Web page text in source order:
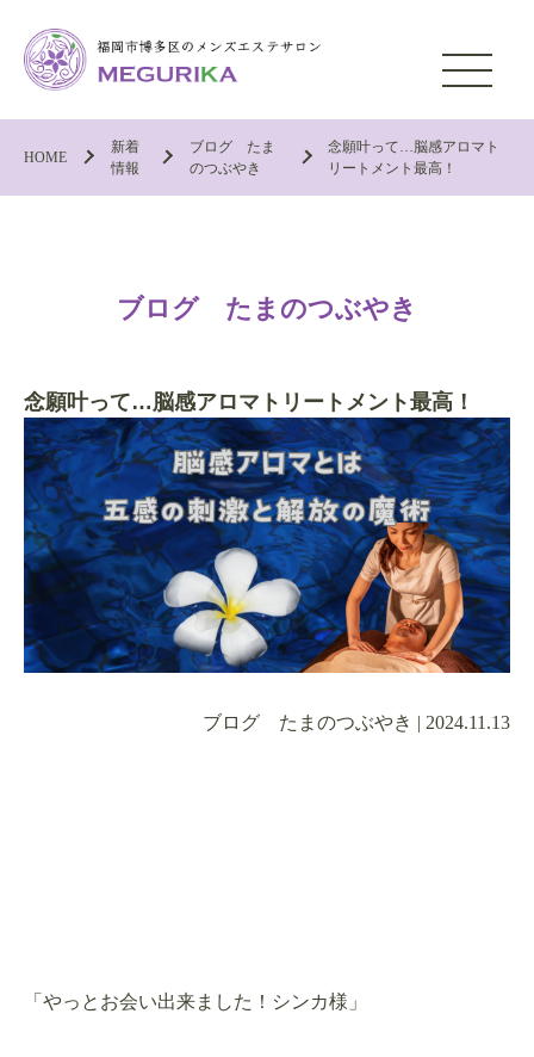
HOME
新着
情報
ブログ たま
のつぶやき
念願叶って…脳感アロマト
リートメント最高！
ブログ たまのつぶやき
念願叶って…脳感アロマトリートメント最高！
ブログ たまのつぶやき | 2024.11.13
「やっとお会い出来ました！シンカ様」